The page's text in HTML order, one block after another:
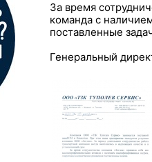
За время
команда с
поставленные
Генеральный